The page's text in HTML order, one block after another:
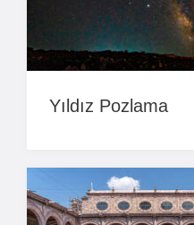
Yıldız Pozlama